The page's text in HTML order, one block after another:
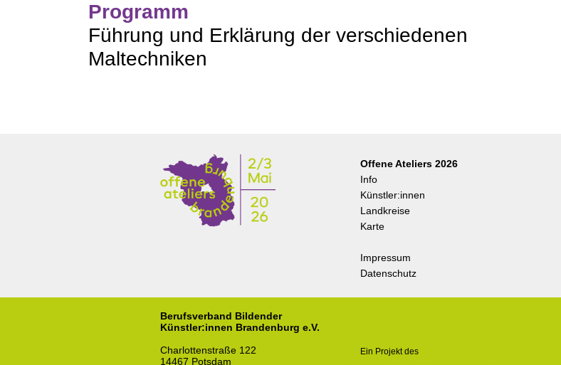
Programm
Führung und Erklärung der verschiedenen
Maltechniken
Offene Ateliers 2026
Info
Künstler:innen
Landkreise
Karte
Impressum
Datenschutz
Ein Projekt des
Berufsverband Bildender
Künstler:innen Brandenburg e.V.
Charlottenstraße 122
14467 Potsdam